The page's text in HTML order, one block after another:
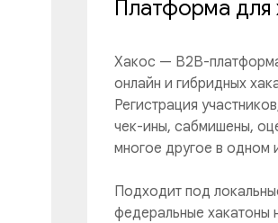
Платформа для
Хакос — B2B-
онлайн и гибридных
Регистрация
чек-ины, сабмишены,
многое другое в одном
Подходит под
федеральные хакатоны